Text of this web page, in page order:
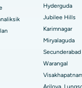
sa DRDO, Hyderabad
sa GS Road,
sa Hyderguda,
sa Vijay Nagar,
sa Suryaraopeta
Hyderguda
Jubilee Hills
Karimnagar
Miryalaguda
Secunderabad
Warangal
Arilova,